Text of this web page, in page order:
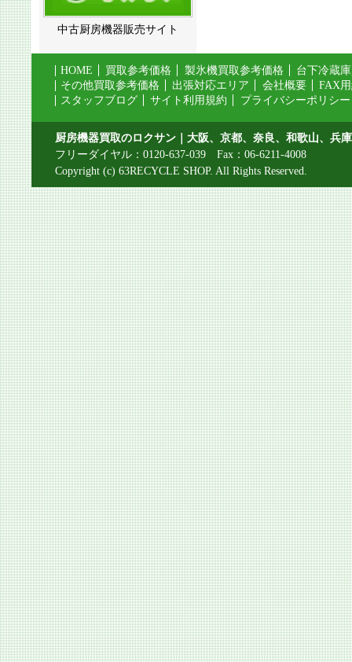
中古厨房機器販売サイト
HOME 買取参考価格 製氷機買取参考価格
台下冷蔵
その他買取参考価格
出張対応エリア 会社概要
FAX
スタッフブログ
サイト利用規約 プライバシーポリシー
厨房機器買取のロクサン｜大阪、京都、奈良、和歌山、兵
フリーダイヤル：0120-637-039 Fax：06-6211-4008
Copyright (c) 63RECYCLE SHOP. All Rights Reserved.